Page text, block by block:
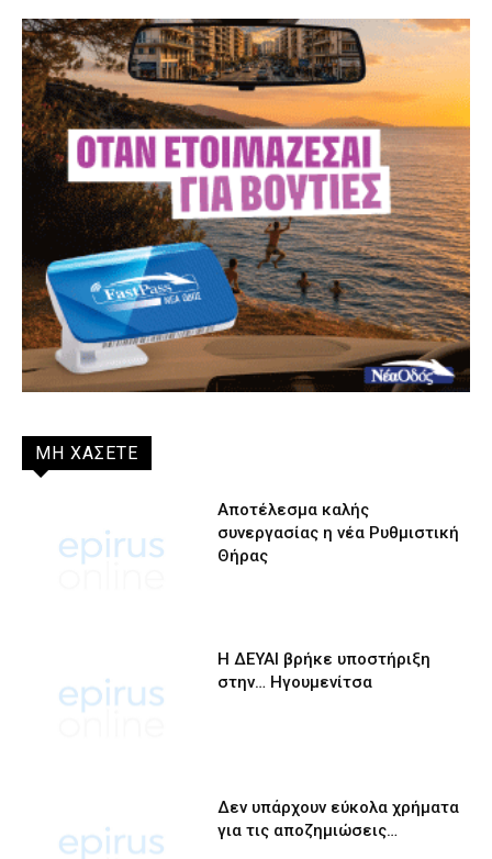
ΜΗ ΧΑΣΕΤΕ
Αποτέλεσμα καλής
συνεργασίας η νέα Ρυθμιστική
Θήρας
Η ΔΕΥΑΙ βρήκε υποστήριξη
στην… Ηγουμενίτσα
Δεν υπάρχουν εύκολα χρήματα
για τις αποζημιώσεις…